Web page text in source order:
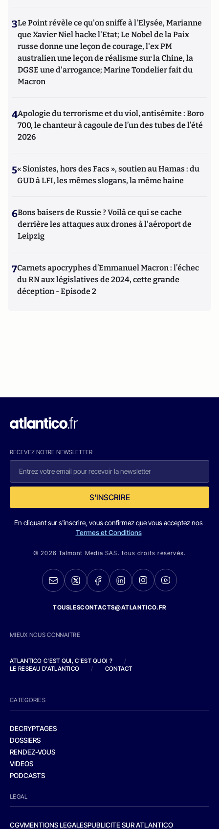
3Le Point révèle ce qu'on sniffe à l'Elysée, Marianne
que Xavier Niel hacke l'Etat; Le Nobel de la Paix
russe donne une leçon de courage, l'ex PM
australien une leçon de réalisme sur la Chine, la
DGSE une d'arrogance; Marine Tondelier fait du
Macron
4Apologie du terrorisme et du viol, antisémite : Boro
700, le chanteur à cagoule de l’un des tubes de l’été
2026
5« Sionistes, hors des Facs », soutien au Hamas : du
GUD à LFI, les mêmes slogans, la même haine
6Bons baisers de Russie ? Voilà ce qui se cache
derrière les attaques aux drones à l'aéroport de
Leipzig
7Carnets apocryphes d’Emmanuel Macron : l’échec
du RN aux législatives de 2024, cette grande
déception - Episode 2
RECEVEZ NOTRE NEWSLETTER
S'INSCRIRE
En cliquant sur s'inscrire, vous confirmez que vous acceptez nos
Termes et Conditions
© 2026 Talmont Media SAS. tous droits réservés.
TOUSLESCONTACTS@ATLANTICO.FR
MIEUX NOUS CONNAITRE
ATLANTICO C'EST QUI, C'EST QUOI ?
/
LE RESEAU D'ATLANTICO
/ CONTACT
CATEGORIES
DECRYPTAGES
DOSSIERS
RENDEZ-VOUS
VIDEOS
PODCASTS
LEGAL
CGVMENTIONS LEGALESPUBLICITE SUR ATLANTICO